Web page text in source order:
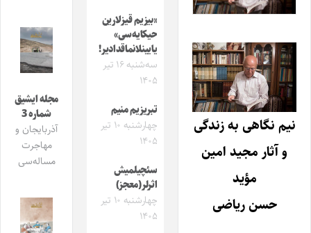
نیم نگاهی به زندگی
و آثار مجید امین
مؤید
حسن ریاضی
«بیزیم قیزلارین
حیکایه‌سی»
یایینلانماقدادیر!
سه‌شنبه ۱۶ تیر
۱۴۰۵
تبریزیم منیم
چهارشنبه ۱۰ تیر
۱۴۰۵
سئچیلمیش
اثرلر(معجز)
چهارشنبه ۱۰ تیر
۱۴۰۵
مجله ایشیق
شماره 3
آذربایجان و
مهاجرت
مساله‌سی